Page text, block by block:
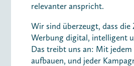
relevanter anspricht.
Wir sind überzeugt, dass
Werbung digital, intelligent
Das treibt uns an: Mit
aufbauen, und jeder